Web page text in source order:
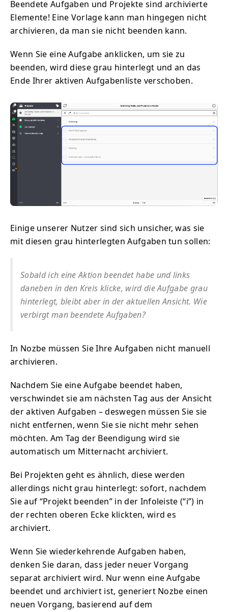
Beendete Aufgaben und Projekte sind archivierte
Elemente! Eine Vorlage kann man hingegen nicht
archivieren, da man sie nicht beenden kann.
Wenn Sie eine Aufgabe anklicken, um sie zu
beenden, wird diese grau hinterlegt und an das
Ende Ihrer aktiven Aufgabenliste verschoben.
Einige unserer Nutzer sind sich unsicher, was sie
mit diesen grau hinterlegten Aufgaben tun sollen:
Sobald ich eine Aktion beendet habe und links
daneben in den Kreis klicke, wird die Aufgabe grau
hinterlegt, bleibt aber in der aktuellen Ansicht. Wie
verbirgt man beendete Aufgaben?
In Nozbe müssen Sie Ihre Aufgaben nicht manuell
archivieren.
Nachdem Sie eine Aufgabe beendet haben,
verschwindet sie am nächsten Tag aus der Ansicht
der aktiven Aufgaben – deswegen müssen Sie sie
nicht entfernen, wenn Sie sie nicht mehr sehen
möchten. Am Tag der Beendigung wird sie
automatisch um Mitternacht archiviert.
Bei Projekten geht es ähnlich, diese werden
allerdings nicht grau hinterlegt: sofort, nachdem
Sie auf “Projekt beenden” in der Infoleiste (“i”) in
der rechten oberen Ecke klickten, wird es
archiviert.
Wenn Sie wiederkehrende Aufgaben haben,
denken Sie daran, dass jeder neuer Vorgang
separat archiviert wird. Nur wenn eine Aufgabe
beendet und archiviert ist, generiert Nozbe einen
neuen Vorgang, basierend auf dem